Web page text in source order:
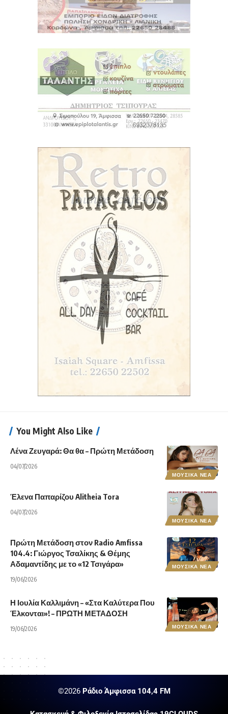
You Might Also Like
ΜΟΥΣΙΚΑ ΝΕΑ
Λένα Ζευγαρά: Θα θα – Πρώτη Μετάδοση
04/07/2026
ΜΟΥΣΙΚΑ ΝΕΑ
Έλενα Παπαρίζου Alitheia Tora
04/07/2026
ΜΟΥΣΙΚΑ ΝΕΑ
Πρώτη Μετάδοση στον Radio Amfissa
104.4: Γιώργος Τσαλίκης & Θέμης
Αδαμαντίδης με το «12 Τσιγάρα»
19/06/2026
ΜΟΥΣΙΚΑ ΝΕΑ
Η Ιουλία Καλλιμάνη – «Στα Καλύτερα Που
Έλκονται»! – ΠΡΩΤΗ ΜΕΤΑΔΟΣΗ
19/06/2026
©2026Ράδιο Άμφισσα 104,4 FM